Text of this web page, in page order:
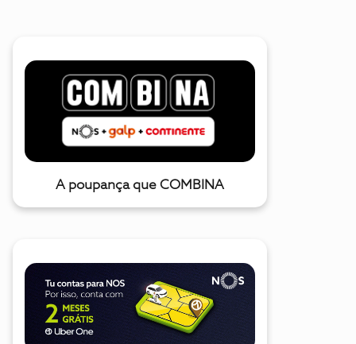
A poupança que COMBINA